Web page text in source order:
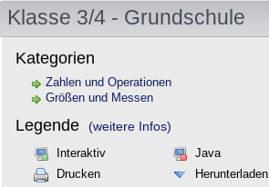
Klasse 3/4 - Grundschule
Kategorien
Zahlen und Operationen
Größen und Messen
Legende (weitere Infos)
Interaktiv Java
Drucken
Herunterladen